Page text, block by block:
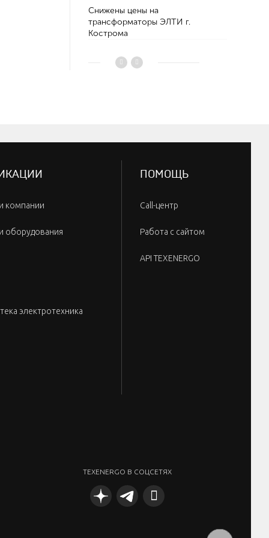
Снижены цены на
трансформаторы ЭЛТИ г.
Кострома
компании
оборудования
электротехника
ПОМОЩЬ
Call-центр
Работа с сайтом
API TEXENERGO
TEXENERGO В СОЦСЕТЯХ